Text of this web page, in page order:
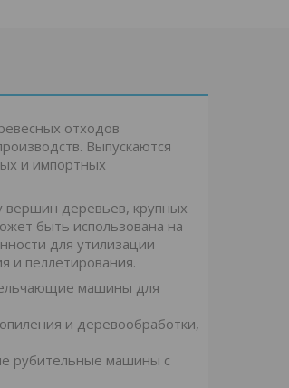
отходов
Выпускаются
и импортных
вершин деревьев, крупных
быть использована на
для утилизации
и пеллетирования.
машины для
и деревообработки,
рубительные машины с